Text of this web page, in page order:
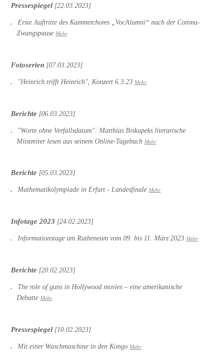
Pressespiegel [22.03.2023]
Erste Auftritte des Kammerchores „VocAlumni“ nach der Corona-
Zwangspause Mehr
Fotoserien [07.03.2023]
"Heinrich trifft Heinrich", Konzert 6.3.23 Mehr
Berichte [06.03.2023]
"Worte ohne Verfallsdatum": Matthias Biskupeks literarische
Mitstreiter lesen aus seinem Online-Tagebuch Mehr
Berichte [05.03.2023]
Mathematikolympiade in Erfurt - Landesfinale Mehr
Infotage 2023 [24.02.2023]
Informationstage am Rutheneum vom 09. bis 11. März 2023 Mehr
Berichte [20.02.2023]
The role of guns in Hollywood movies – eine amerikanische
Debatte Mehr
Pressespiegel [10.02.2023]
Mit einer Waschmaschine in den Kongo Mehr